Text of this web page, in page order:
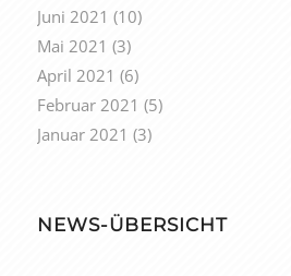
Juni 2021 (10)
Mai 2021 (3)
April 2021 (6)
Februar 2021 (5)
Januar 2021 (3)
NEWS-ÜBERSICHT